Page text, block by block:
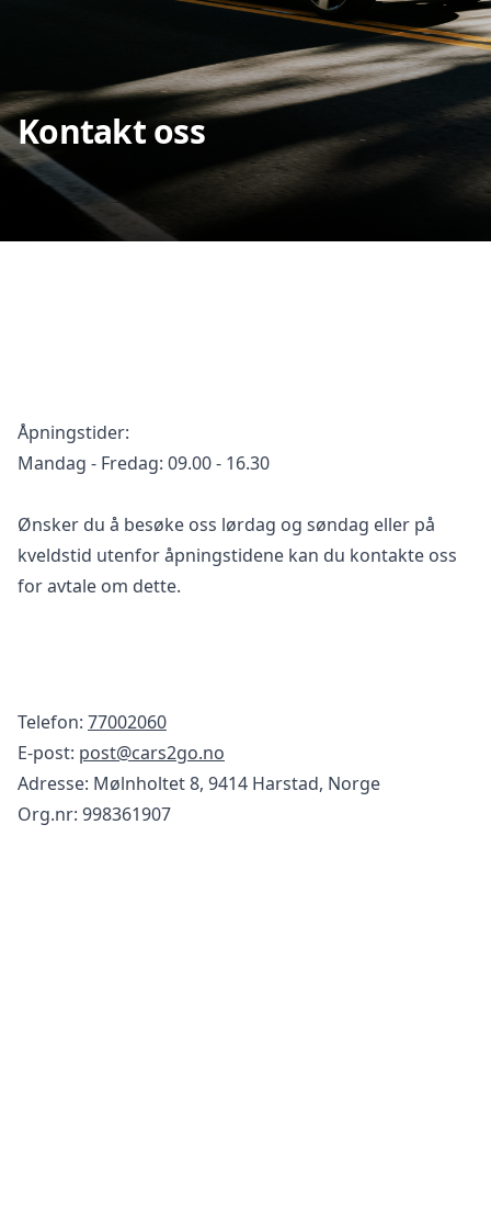
Kontakt oss
Åpningstider:
Mandag - Fredag: 09.00 - 16.30
Ønsker du å besøke oss lørdag og søndag eller på
kveldstid utenfor åpningstidene kan du kontakte oss
for avtale om dette.
Telefon: 77002060
E-post: post@cars2go.no
Adresse: Mølnholtet 8, 9414 Harstad, Norge
Org.nr: 998361907